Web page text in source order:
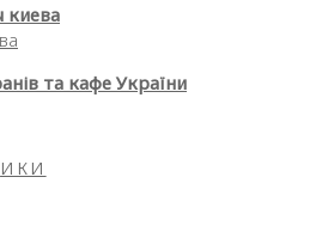
киева
та кафе України